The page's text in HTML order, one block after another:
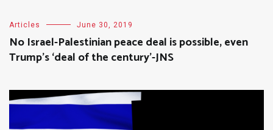
Articles June 30, 2019
No Israel-Palestinian peace deal is possible, even
Trump’s ‘deal of the century’-JNS